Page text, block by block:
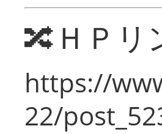
🔀ＨＰリ
https://
22/